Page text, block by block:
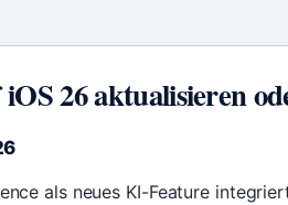
26 aktualisieren
als neues KI-Feature